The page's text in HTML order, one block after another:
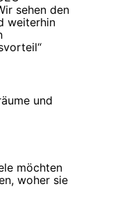
sehen den
weiterhin
und
möchten
woher sie